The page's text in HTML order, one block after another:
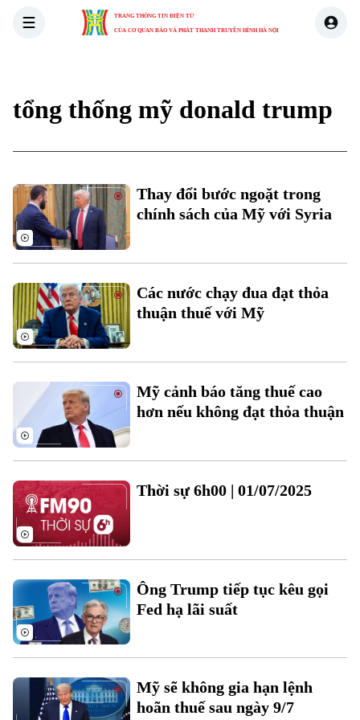
TRANG THÔNG TIN ĐIỆN TỬ
CỦA CƠ QUAN BÁO VÀ PHÁT THANH TRUYỀN HÌNH HÀ NỘI
Xu hướng
Chuyên mục
tổng thống mỹ donald trump
Thay đổi bước ngoặt trong
chính sách của Mỹ với Syria
Các nước chạy đua đạt thỏa
thuận thuế với Mỹ
Mỹ cảnh báo tăng thuế cao
hơn nếu không đạt thỏa thuận
Thời sự 6h00 | 01/07/2025
Ông Trump tiếp tục kêu gọi
Fed hạ lãi suất
Mỹ sẽ không gia hạn lệnh
hoãn thuế sau ngày 9/7